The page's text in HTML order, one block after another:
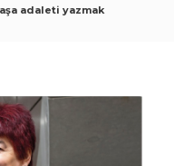
adaleti yazmak